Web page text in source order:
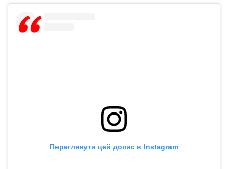
Переглянути цей допис в Instagram